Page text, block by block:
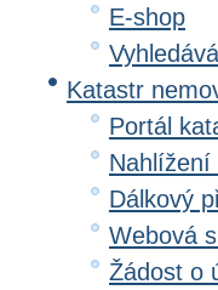
E-shop
Katastr
Portál
Nahlížení
Dálkový
Webová
Žádost o